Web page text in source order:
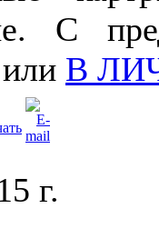
С
или В
г.